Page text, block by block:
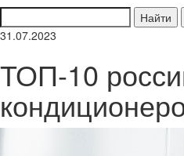
Найти
31.07.2023
ТОП-10